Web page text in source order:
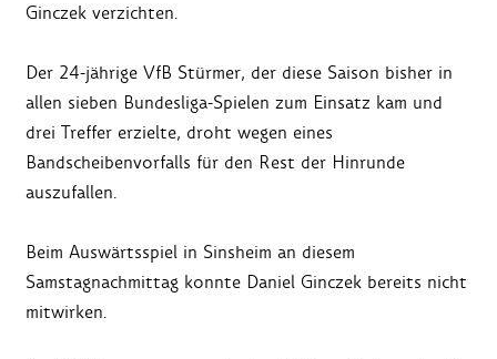
Ginczek verzichten.
Der 24-jährige VfB Stürmer, der diese Saison bisher in
allen sieben Bundesliga-Spielen zum Einsatz kam und
drei Treffer erzielte, droht wegen eines
Bandscheibenvorfalls für den Rest der Hinrunde
auszufallen.
Beim Auswärtsspiel in Sinsheim an diesem
Samstagnachmittag konnte Daniel Ginczek bereits nicht
mitwirken.